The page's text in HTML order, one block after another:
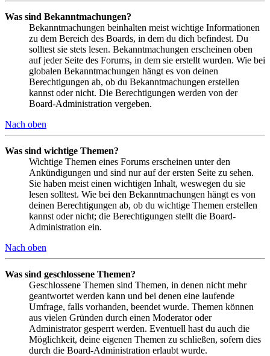
Was sind Bekanntmachungen?
Bekanntmachungen beinhalten meist wichtige Informationen
zu dem Bereich des Boards, in dem du dich befindest. Du
solltest sie stets lesen. Bekanntmachungen erscheinen oben
auf jeder Seite des Forums, in dem sie erstellt wurden. Wie bei
globalen Bekanntmachungen hängt es von deinen
Berechtigungen ab, ob du Bekanntmachungen erstellen
kannst oder nicht. Die Berechtigungen werden von der
Board-Administration vergeben.
Nach oben
Was sind wichtige Themen?
Wichtige Themen eines Forums erscheinen unter den
Ankündigungen und sind nur auf der ersten Seite zu sehen.
Sie haben meist einen wichtigen Inhalt, weswegen du sie
lesen solltest. Wie bei den Bekanntmachungen hängt es von
deinen Berechtigungen ab, ob du wichtige Themen erstellen
kannst oder nicht; die Berechtigungen stellt die Board-
Administration ein.
Nach oben
Was sind geschlossene Themen?
Geschlossene Themen sind Themen, in denen nicht mehr
geantwortet werden kann und bei denen eine laufende
Umfrage, falls vorhanden, beendet wurde. Themen können
aus vielen Gründen durch einen Moderator oder
Administrator gesperrt werden. Eventuell hast du auch die
Möglichkeit, deine eigenen Themen zu schließen, sofern dies
durch die Board-Administration erlaubt wurde.